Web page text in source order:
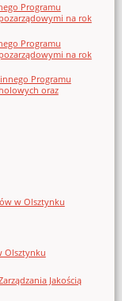
Programu
na rok
Programu
na rok
Programu
oraz
w Olsztynku
Olsztynku
Jakością